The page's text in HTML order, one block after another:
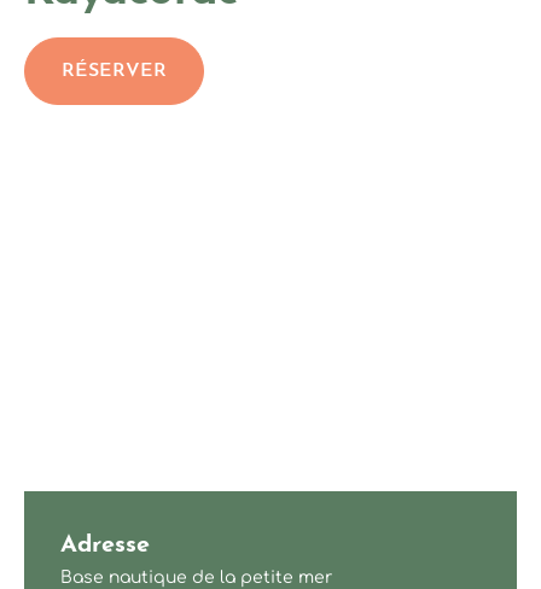
RÉSERVER
Adresse
Base nautique de la petite mer